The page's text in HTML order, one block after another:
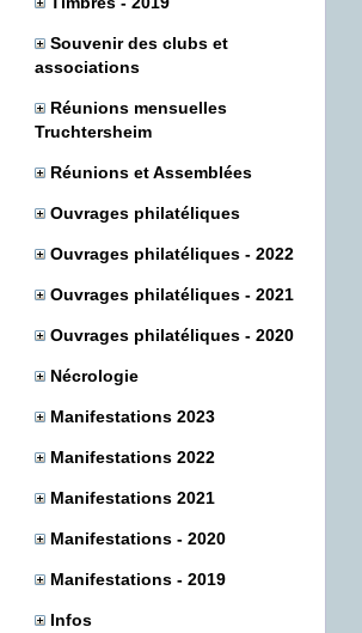
Souvenir des clubs et
associations
Réunions mensuelles
Truchtersheim
Réunions et Assemblées
Ouvrages philatéliques
Ouvrages philatéliques - 2022
Ouvrages philatéliques - 2021
Ouvrages philatéliques - 2020
Nécrologie
Manifestations 2023
Manifestations 2022
Manifestations 2021
Manifestations - 2020
Manifestations - 2019
Infos